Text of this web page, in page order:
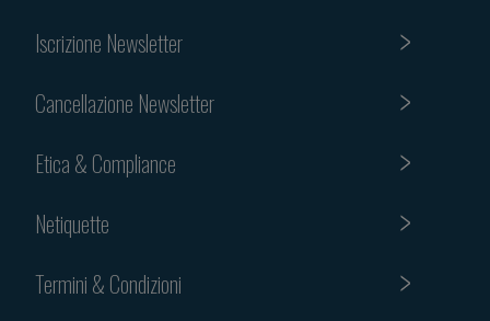
Iscrizione Newsletter
Cancellazione Newsletter
Etica & Compliance
Netiquette
Termini & Condizioni